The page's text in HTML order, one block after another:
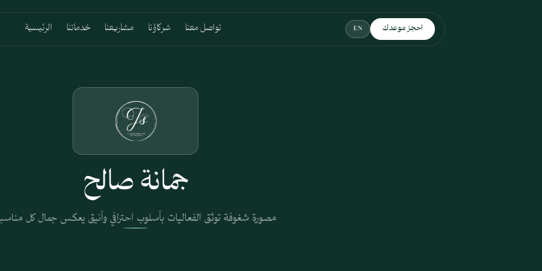
الرئيسية
خدماتنا مشاريعنا شركاؤنا تواصل معنا EN احجز موعدك
جمانة صالح
مصورة شغوفة توثق الفعاليات بأسلوب احترافي وأنيق يعكس جمال كل